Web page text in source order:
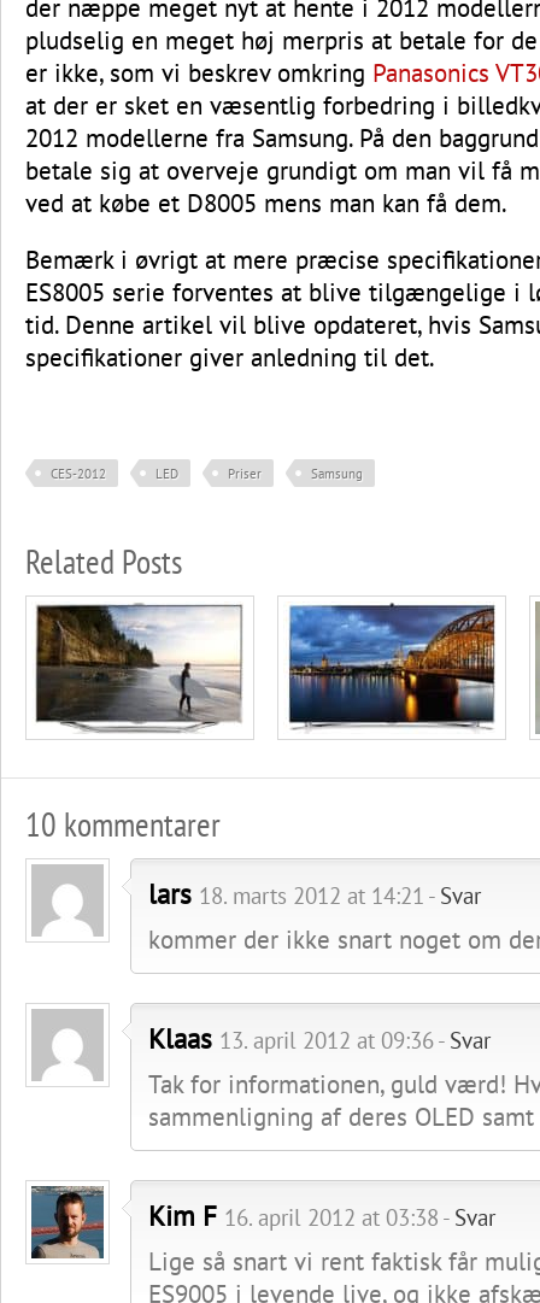
der næppe meget nyt at hente i 2012
pludselig en meget høj merpris at betale for
er ikke, som vi beskrev omkring Panasonics
at der er sket en væsentlig forbedring i
2012 modellerne fra Samsung. På den
betale sig at overveje grundigt om man vil få
ved at købe et D8005 mens man kan få dem.
Bemærk i øvrigt at mere præcise
ES8005 serie forventes at blive tilgængelige i
tid. Denne artikel vil blive opdateret, hvis
specifikationer giver anledning til det.
CES-2012 LED Priser Samsung
Related Posts
10 kommentarer
lars 18. marts 2012 at 14:21 - Svar
kommer der ikke snart noget om
Klaas 13. april 2012 at 09:36 - Svar
Tak for informationen, guld værd!
sammenligning af deres OLED
Kim F 16. april 2012 at 03:38 - Svar
Lige så snart vi rent faktisk får
ES9005 i levende live, og ikke